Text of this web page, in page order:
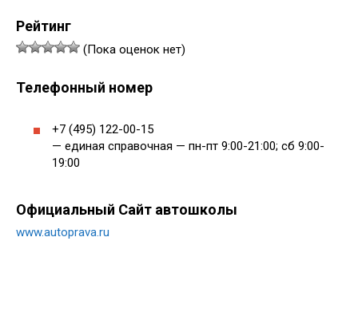
Рейтинг
(Пока оценок нет)
Телефонный номер
+7 (495) 122-00-15
— единая справочная — пн-пт 9:00-21:00; сб 9:00-
19:00
Официальный Сайт автошколы
www.autoprava.ru